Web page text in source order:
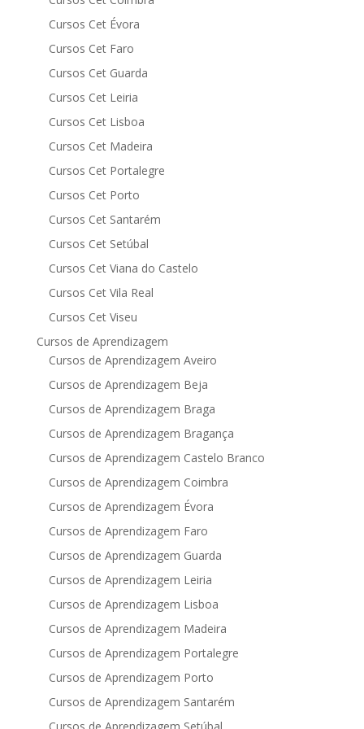
Cursos Cet Évora
Cursos Cet Faro
Cursos Cet Guarda
Cursos Cet Leiria
Cursos Cet Lisboa
Cursos Cet Madeira
Cursos Cet Portalegre
Cursos Cet Porto
Cursos Cet Santarém
Cursos Cet Setúbal
Cursos Cet Viana do Castelo
Cursos Cet Vila Real
Cursos Cet Viseu
Cursos de Aprendizagem
Cursos de Aprendizagem Aveiro
Cursos de Aprendizagem Beja
Cursos de Aprendizagem Braga
Cursos de Aprendizagem Bragança
Cursos de Aprendizagem Castelo Branco
Cursos de Aprendizagem Coimbra
Cursos de Aprendizagem Évora
Cursos de Aprendizagem Faro
Cursos de Aprendizagem Guarda
Cursos de Aprendizagem Leiria
Cursos de Aprendizagem Lisboa
Cursos de Aprendizagem Madeira
Cursos de Aprendizagem Portalegre
Cursos de Aprendizagem Porto
Cursos de Aprendizagem Santarém